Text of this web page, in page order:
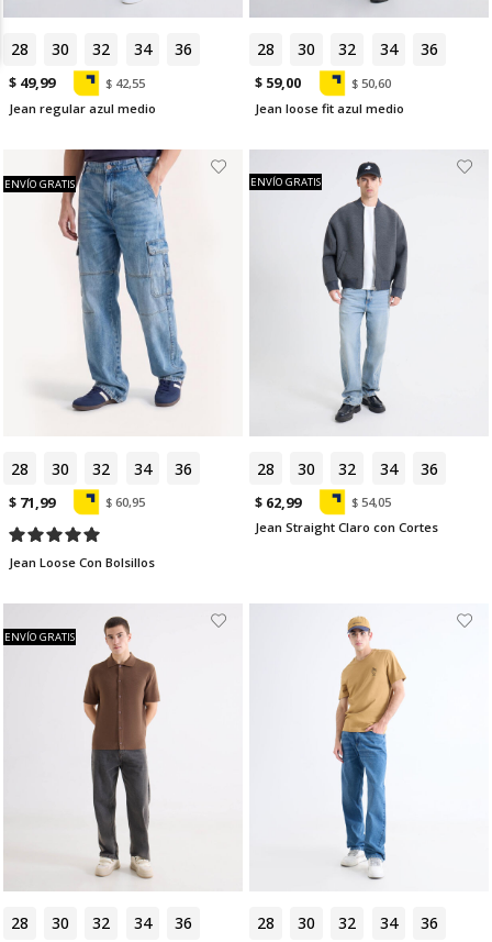
28 30 32 34 36
$ 49,99
$ 42,55
Jean regular azul medio
28 30 32 34 36
$ 59,00
$ 50,60
Jean loose fit azul medio
28 30 32 34 36
ENVÍO GRATIS
$ 71,99 $ 60,95
Jean Loose Con Bolsillos
28 30 32 34 36
ENVÍO GRATIS
$ 62,99
$ 54,05
Jean Straight Claro con Cortes
28 30 32 34 36
ENVÍO GRATIS
28 30 32 34 36